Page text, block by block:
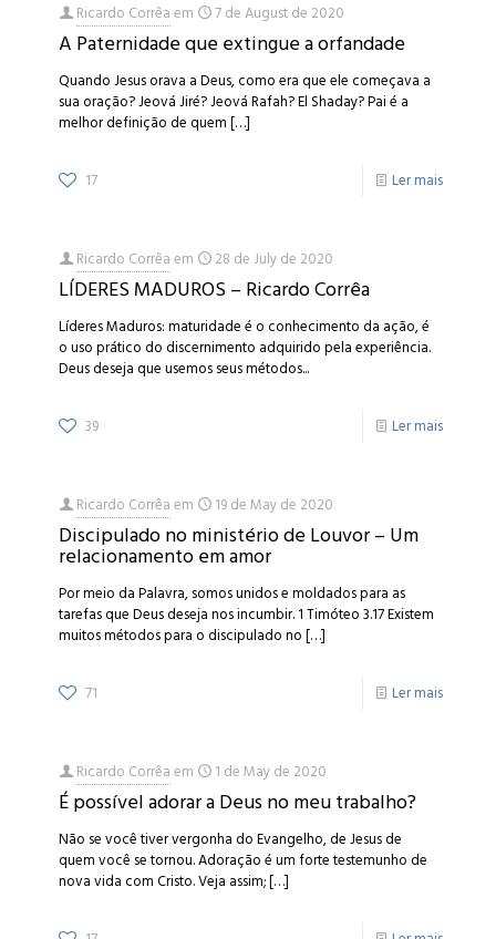
Ricardo Corrêaem 7 de August de 2020
A Paternidade que extingue a orfandade
Quando Jesus orava a Deus, como era que ele começava a
sua oração? Jeová Jiré? Jeová Rafah? El Shaday? Pai é a
melhor definição de quem[…]
17 Ler mais
Ricardo Corrêaem 28 de July de 2020
LÍDERES MADUROS – Ricardo Corrêa
Líderes Maduros: maturidade é o conhecimento da ação, é
o uso prático do discernimento adquirido pela experiência.
Deus deseja que usemos seus métodos...
39 Ler mais
Ricardo Corrêaem 19 de May de 2020
Discipulado no ministério de Louvor – Um
relacionamento em amor
Por meio da Palavra, somos unidos e moldados para as
tarefas que Deus deseja nos incumbir. 1 Timóteo 3.17 Existem
muitos métodos para o discipulado no[…]
71 Ler mais
Ricardo Corrêaem 1 de May de 2020
É possível adorar a Deus no meu trabalho?
Não se você tiver vergonha do Evangelho, de Jesus de
quem você se tornou. Adoração é um forte testemunho de
nova vida com Cristo. Veja assim;[…]